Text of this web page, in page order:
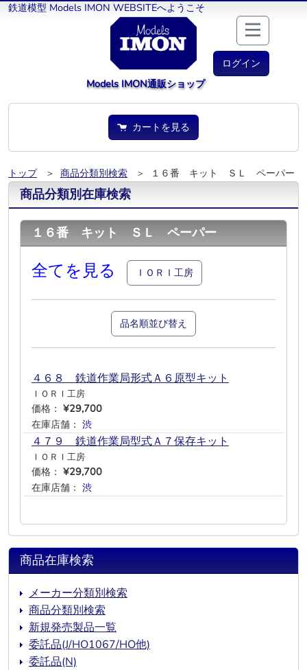
鉄道模型 Models IMON WEBSITEへようこそ
ログイン
Models IMON通販ショップ
カートを見る
トップ ＞ 商品分類別検索 ＞ １６番 キット ＳＬ ペーパー
商品分類別在庫検索
１６番 キット ＳＬ ペーパー
全てを見る ＩＯＲＩ工房
品名順並び替え
４６８ 鉄道作業局形式Ａ６原型キット
ＩＯＲＩ工房
価格： ¥29,700
在庫店舗： 渋
４７９ 鉄道作業局型式Ａ７保存キット
ＩＯＲＩ工房
価格： ¥29,700
在庫店舗： 渋
商品在庫検索
メーカー分類別検索
商品分類別検索
新規発売製品一覧
委託品(J/HO1067/HO他)
委託品(N)